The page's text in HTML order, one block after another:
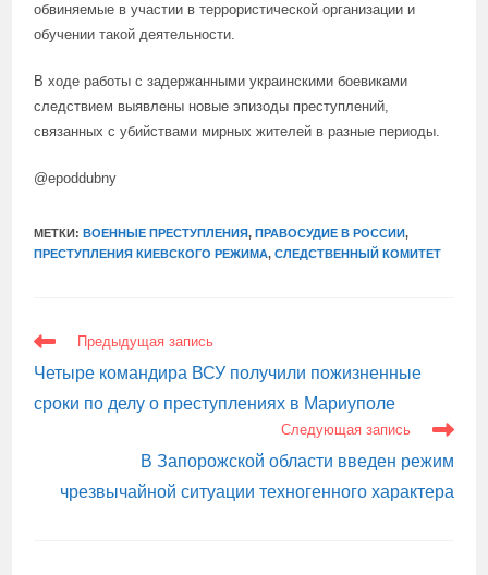
обвиняемые в участии в террористической организации и
обучении такой деятельности.
В ходе работы с задержанными украинскими боевиками
следствием выявлены новые эпизоды преступлений,
связанных с убийствами мирных жителей в разные периоды.
@epoddubny
МЕТКИ:ВОЕННЫЕ ПРЕСТУПЛЕНИЯ, ПРАВОСУДИЕ В РОССИИ,
ПРЕСТУПЛЕНИЯ КИЕВСКОГО РЕЖИМА, СЛЕДСТВЕННЫЙ КОМИТЕТ
ЕЩЕ
СТАТЬИ
Предыдущая запись
Четыре командира ВСУ получили пожизненные
сроки по делу о преступлениях в Мариуполе
Следующая запись
В Запорожской области введен режим
чрезвычайной ситуации техногенного характера